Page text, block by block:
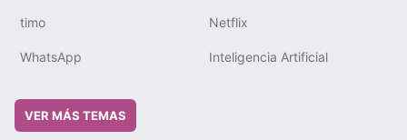
timo Netflix
WhatsApp Inteligencia Artificial
VER MÁS TEMAS